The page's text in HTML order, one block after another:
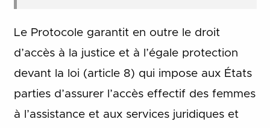
Le Protocole garantit en outre le droit
d’accès à la justice et à l’égale protection
devant la loi (article 8) qui impose aux États
parties d’assurer l’accès effectif des femmes
à l’assistance et aux services juridiques et